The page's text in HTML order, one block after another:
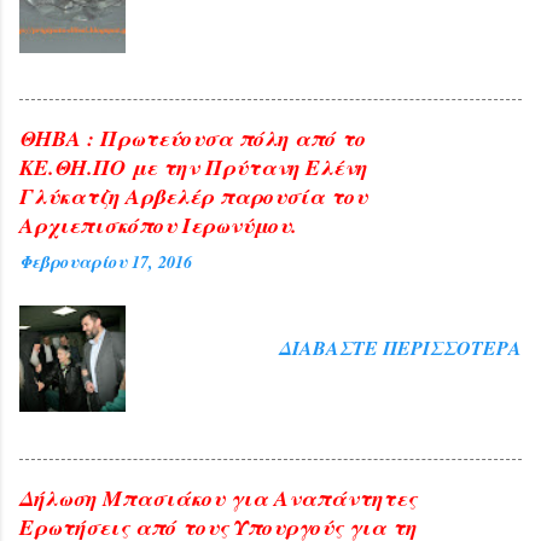
ΘΗΒΑ : Πρωτεύουσα πόλη από το
ΚΕ.ΘΗ.ΠΟ με την Πρύτανη Ελένη
Γλύκατζη Αρβελέρ παρουσία του
Αρχιεπισκόπου Ιερωνύμου.
Φεβρουαρίου 17, 2016
ΔΙΑΒΆΣΤΕ ΠΕΡΙΣΣΌΤΕΡΑ
Δήλωση Μπασιάκου για Αναπάντητες
Ερωτήσεις από τους Υπουργούς για τη